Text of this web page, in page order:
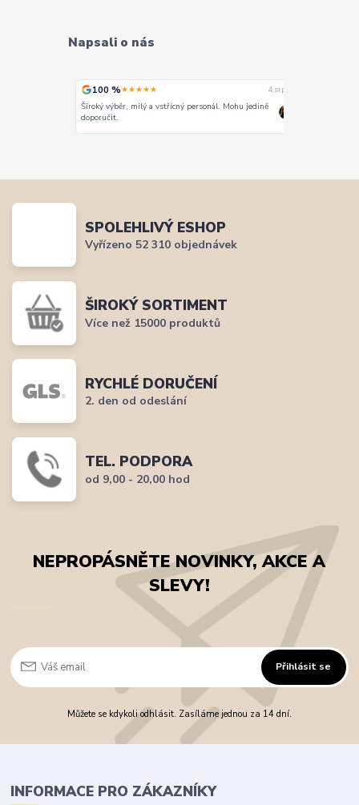
Napsali o nás
100 %★★★★★ 4. srpna
Široký výběr, milý a vstřícný personál. Mohu jedině
doporučit.
SPOLEHLIVÝ ESHOP
Vyřízeno 52 310 objednávek
ŠIROKÝ SORTIMENT
Více než 15000 produktů
RYCHLÉ DORUČENÍ
2. den od odeslání
TEL. PODPORA
od 9,00 - 20,00 hod
NEPROPÁSNĚTE NOVINKY, AKCE A
SLEVY!
Přihlásit se
Můžete se kdykoli odhlásit. Zasíláme jednou za 14 dní.
INFORMACE PRO ZÁKAZNÍKY